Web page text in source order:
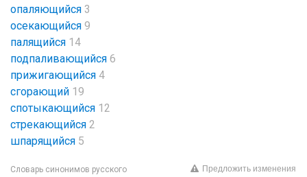
опаляющийся 3
осекающийся 9
палящийся 14
подпаливающийся 6
прижигающийся 4
сгорающий 19
спотыкающийся 12
стрекающийся 2
шпарящийся 5
Словарь синонимов русского
Предложить изменения